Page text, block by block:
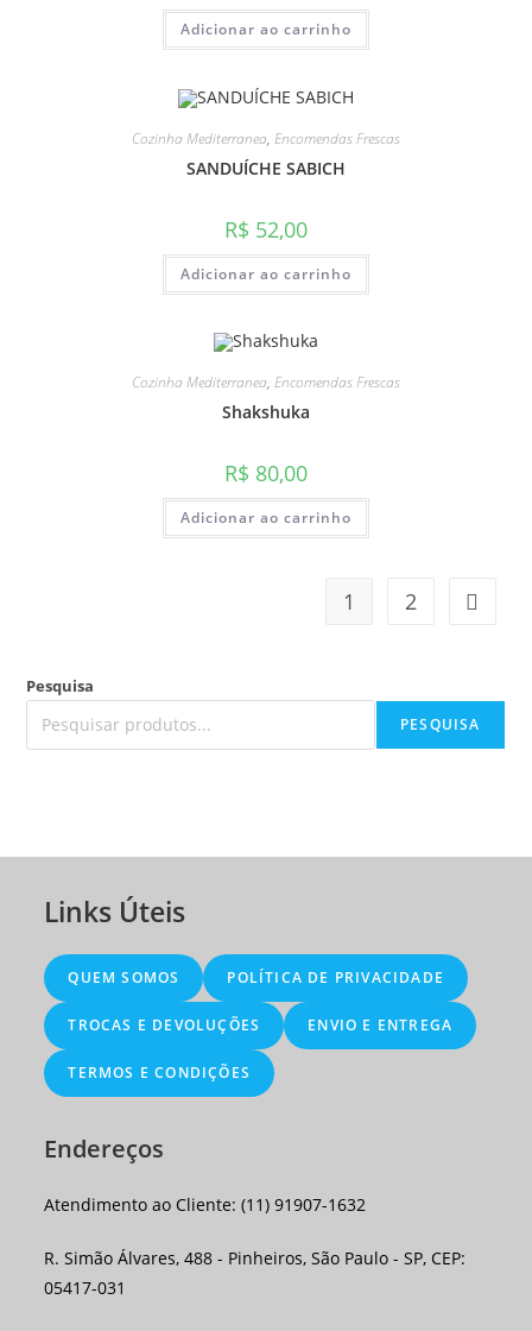
Adicionar ao carrinho
Cozinha Mediterranea, Encomendas Frescas
SANDUÍCHE SABICH
R$ 52,00
Adicionar ao carrinho
Cozinha Mediterranea, Encomendas Frescas
Shakshuka
R$ 80,00
Adicionar ao carrinho
1 2
Pesquisa
PESQUISA
Links Úteis
QUEM SOMOS POLÍTICA DE PRIVACIDADE
TROCAS E DEVOLUÇÕES ENVIO E ENTREGA
TERMOS E CONDIÇÕES
Endereços
Atendimento ao Cliente: (11) 91907-1632
R. Simão Álvares, 488 - Pinheiros, São Paulo - SP, CEP:
05417-031